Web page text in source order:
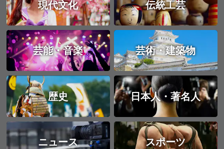
現代文化 伝統工芸
芸能・音楽 芸術・建築物
歴史 日本人・著名人
ニュース スポーツ